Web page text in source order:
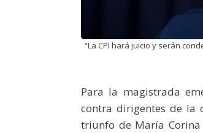
“La CPI hará juicio y serán
Para la magistrada
contra dirigentes de la
triunfo de María Corina